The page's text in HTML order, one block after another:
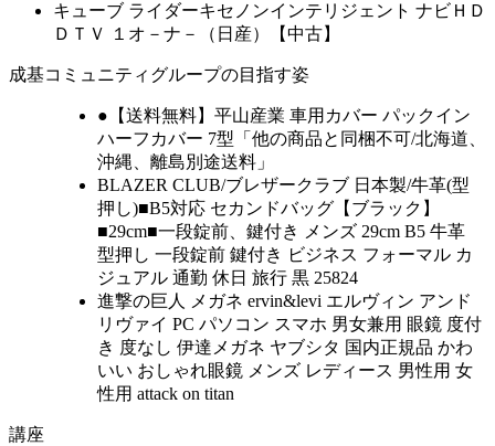
キューブ ライダーキセノンインテリジェント ナビＨＤ
ＤＴＶ １オ－ナ－（日産）【中古】
成基コミュニティグループの目指す姿
●【送料無料】平山産業 車用カバー パックイン
ハーフカバー 7型「他の商品と同梱不可/北海道、
沖縄、離島別途送料」
BLAZER CLUB/ブレザークラブ 日本製/牛革(型
押し)■B5対応 セカンドバッグ【ブラック】
■29cm■一段錠前、鍵付き メンズ 29cm B5 牛革
型押し 一段錠前 鍵付き ビジネス フォーマル カ
ジュアル 通勤 休日 旅行 黒 25824
進撃の巨人 メガネ ervin&levi エルヴィン アンド
リヴァイ PC パソコン スマホ 男女兼用 眼鏡 度付
き 度なし 伊達メガネ ヤブシタ 国内正規品 かわ
いい おしゃれ眼鏡 メンズ レディース 男性用 女
性用 attack on titan
講座